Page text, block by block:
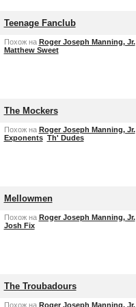
Teenage Fanclub
Похож на Roger Joseph Manning, Jr.
Matthew Sweet
The Mockers
Похож на Roger Joseph Manning, Jr.
Exponents Th' Dudes
Mellowmen
Похож на Roger Joseph Manning, Jr.
Josh Fix
The Troubadours
Похож на Roger Joseph Manning, Jr.